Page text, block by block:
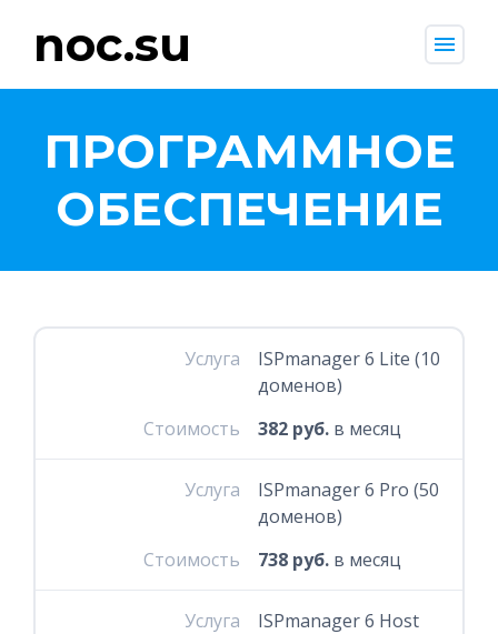
noc.su menu
ПРОГРАММНОЕ
ОБЕСПЕЧЕНИЕ
Услуга
ISPmanager 6 Lite (10
доменов)
Стоимость
382 руб.в месяц
Услуга
ISPmanager 6 Pro (50
доменов)
Стоимость
738 руб.в месяц
Услуга
ISPmanager 6 Host